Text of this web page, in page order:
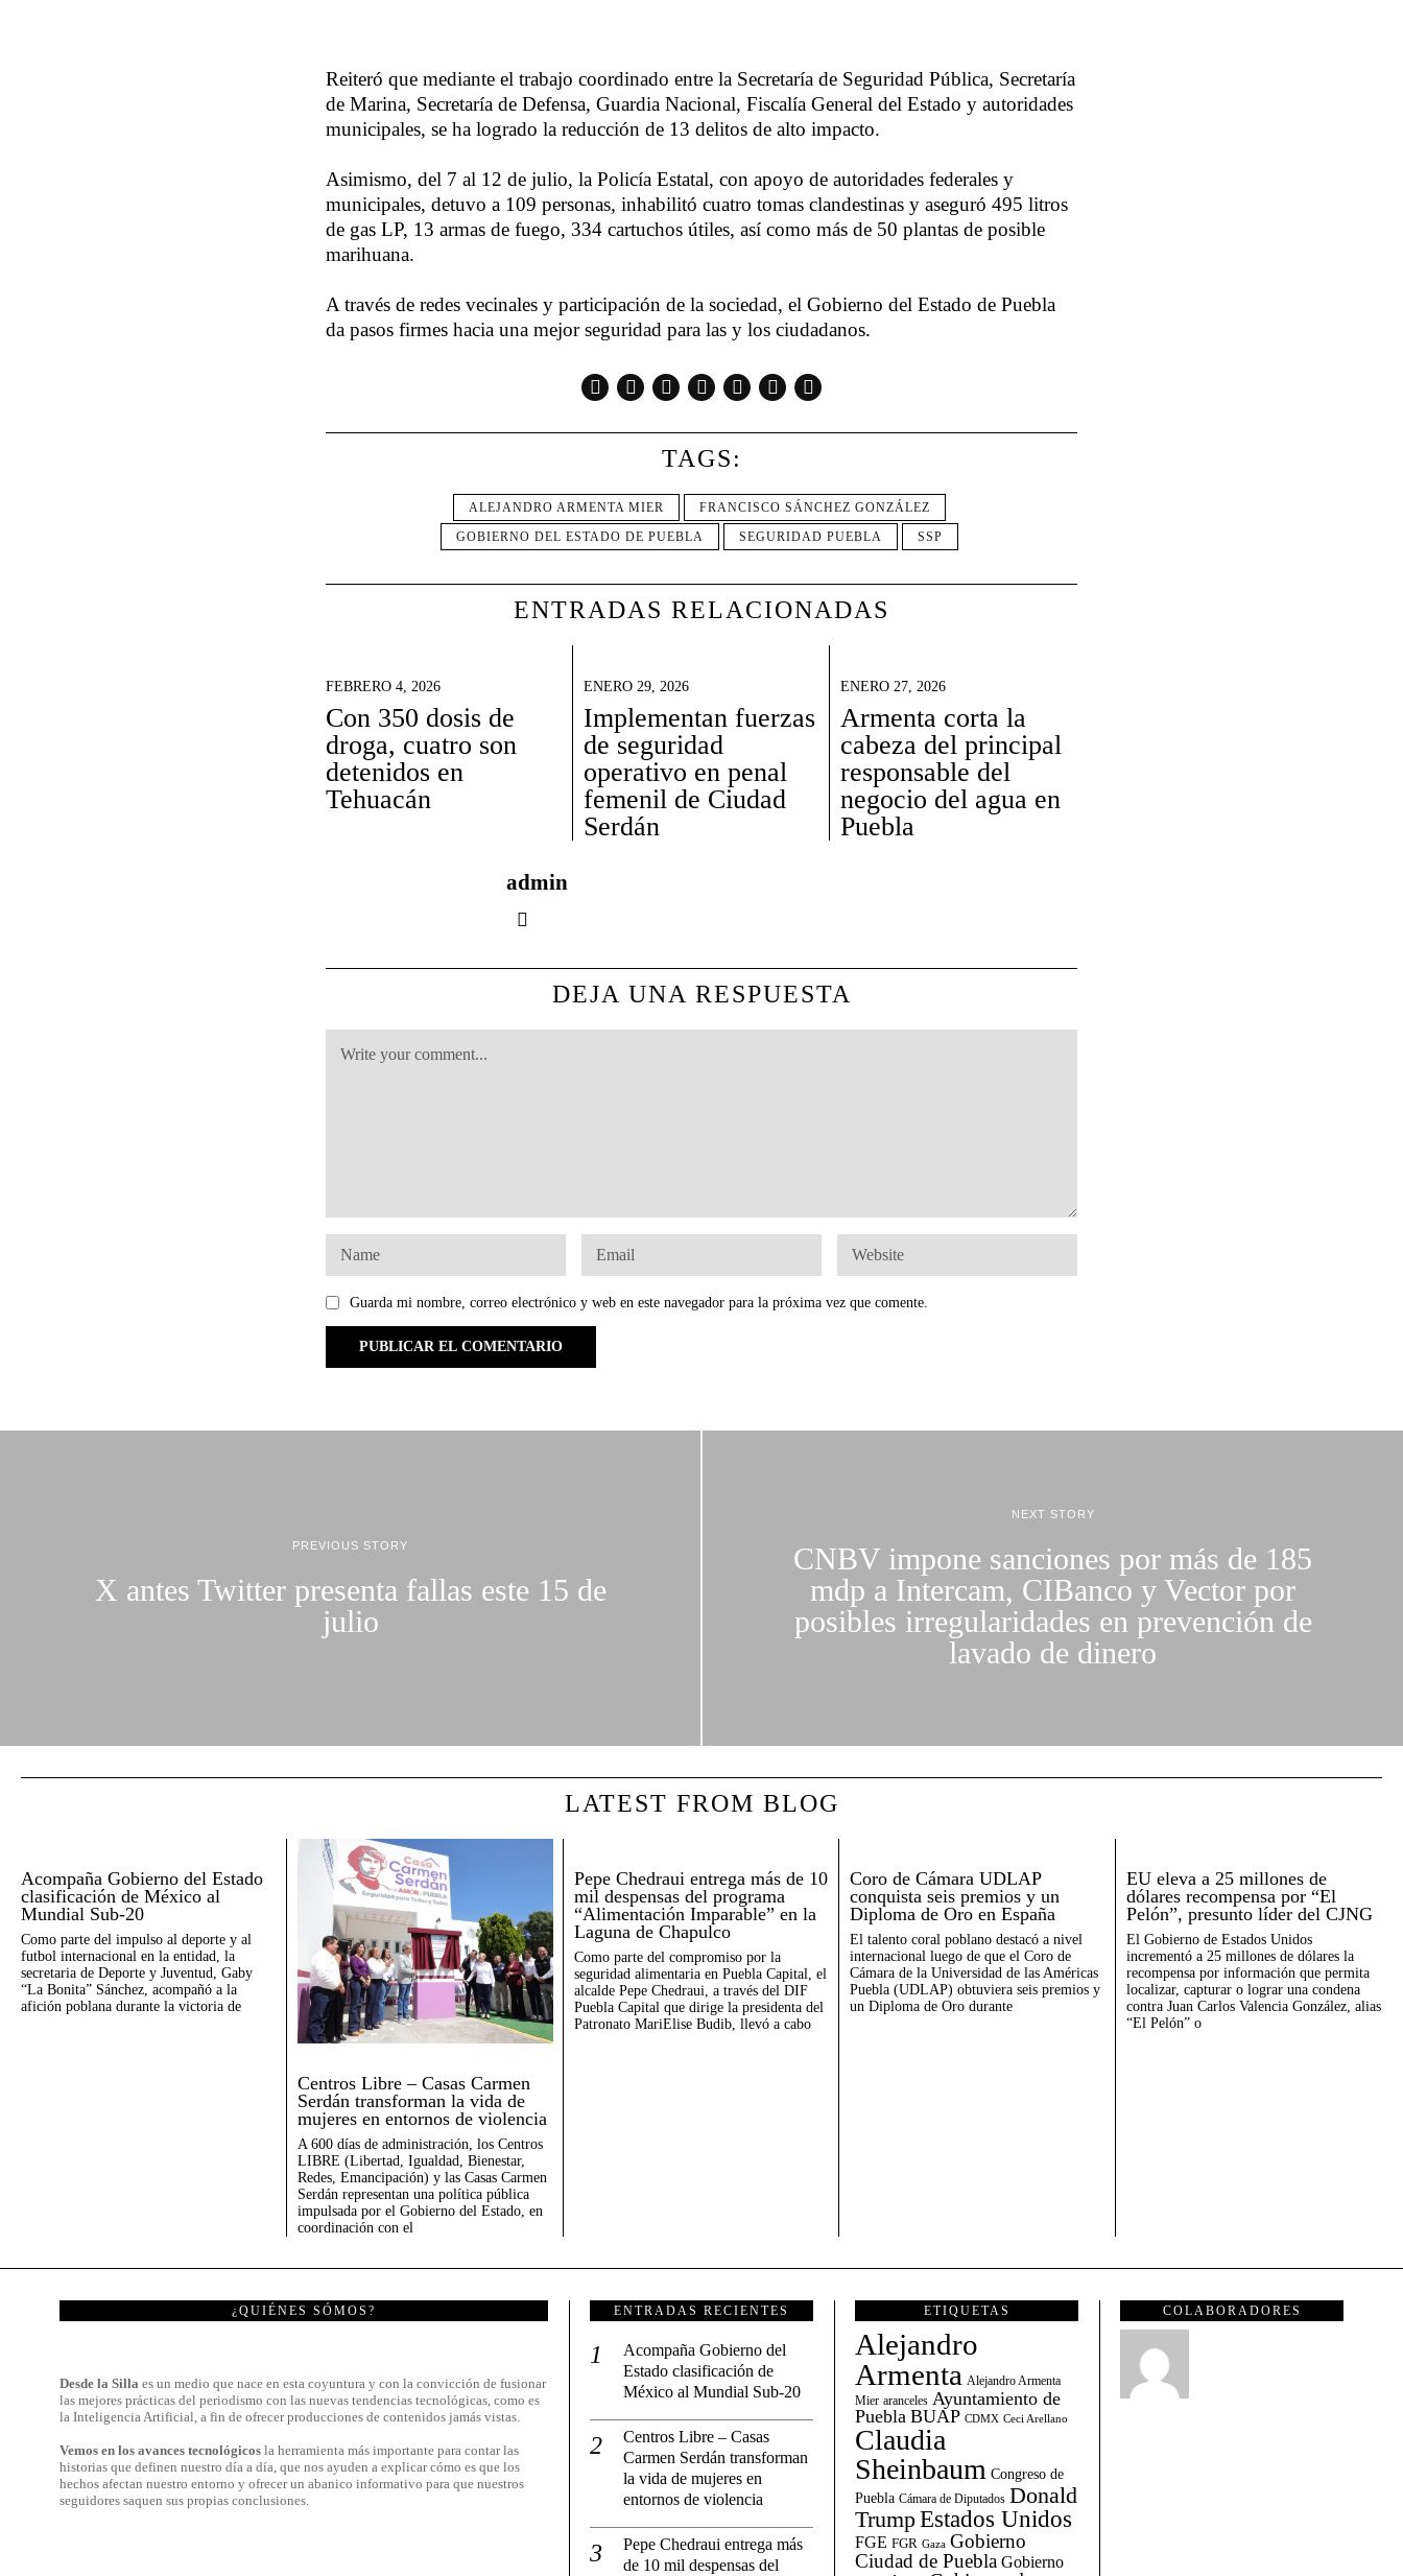
Reiteró que mediante el trabajo coordinado entre la Secretaría de Seguridad Pública, Secretaría
de Marina, Secretaría de Defensa, Guardia Nacional, Fiscalía General del Estado y autoridades
municipales, se ha logrado la reducción de 13 delitos de alto impacto.
Asimismo, del 7 al 12 de julio, la Policía Estatal, con apoyo de autoridades federales y
municipales, detuvo a 109 personas, inhabilitó cuatro tomas clandestinas y aseguró 495 litros
de gas LP, 13 armas de fuego, 334 cartuchos útiles, así como más de 50 plantas de posible
marihuana.
A través de redes vecinales y participación de la sociedad, el Gobierno del Estado de Puebla
da pasos firmes hacia una mejor seguridad para las y los ciudadanos.
TAGS:
ALEJANDRO ARMENTA MIER
FRANCISCO SÁNCHEZ GONZÁLEZ
GOBIERNO DEL ESTADO DE PUEBLA
SEGURIDAD PUEBLA SSP
ENTRADAS RELACIONADAS
FEBRERO 4, 2026
Con 350 dosis de
droga, cuatro son
detenidos en
Tehuacán
ENERO 29, 2026
Implementan fuerzas
de seguridad
operativo en penal
femenil de Ciudad
Serdán
ENERO 27, 2026
Armenta corta la
cabeza del principal
responsable del
negocio del agua en
Puebla
admin
DEJA UNA RESPUESTA
Guarda mi nombre, correo electrónico y web en este navegador para la próxima vez que comente.
PREVIOUS STORY
X antes Twitter presenta fallas este 15 de
julio
NEXT STORY
CNBV impone sanciones por más de 185
mdp a Intercam, CIBanco y Vector por
posibles irregularidades en prevención de
lavado de dinero
LATEST FROM BLOG
Acompaña Gobierno del Estado
clasificación de México al
Mundial Sub-20
Como parte del impulso al deporte y al
futbol internacional en la entidad, la
secretaria de Deporte y Juventud, Gaby
“La Bonita” Sánchez, acompañó a la
afición poblana durante la victoria de
Centros Libre – Casas Carmen
Serdán transforman la vida de
mujeres en entornos de violencia
A 600 días de administración, los Centros
LIBRE (Libertad, Igualdad, Bienestar,
Redes, Emancipación) y las Casas Carmen
Serdán representan una política pública
impulsada por el Gobierno del Estado, en
coordinación con el
Pepe Chedraui entrega más de 10
mil despensas del programa
“Alimentación Imparable” en la
Laguna de Chapulco
Como parte del compromiso por la
seguridad alimentaria en Puebla Capital, el
alcalde Pepe Chedraui, a través del DIF
Puebla Capital que dirige la presidenta del
Patronato MariElise Budib, llevó a cabo
Coro de Cámara UDLAP
conquista seis premios y un
Diploma de Oro en España
El talento coral poblano destacó a nivel
internacional luego de que el Coro de
Cámara de la Universidad de las Américas
Puebla (UDLAP) obtuviera seis premios y
un Diploma de Oro durante
EU eleva a 25 millones de
dólares recompensa por “El
Pelón”, presunto líder del CJNG
El Gobierno de Estados Unidos
incrementó a 25 millones de dólares la
recompensa por información que permita
localizar, capturar o lograr una condena
contra Juan Carlos Valencia González, alias
“El Pelón” o
¿QUIÉNES SÓMOS?
Desde la Silla es un medio que nace en esta coyuntura y con la convicción de fusionar
las mejores prácticas del periodismo con las nuevas tendencias tecnológicas, como es
la Inteligencia Artificial, a fin de ofrecer producciones de contenidos jamás vistas.
Vemos en los avances tecnológicos la herramienta más importante para contar las
historias que definen nuestro día a día, que nos ayuden a explicar cómo es que los
hechos afectan nuestro entorno y ofrecer un abanico informativo para que nuestros
seguidores saquen sus propias conclusiones.
ENTRADAS RECIENTES
Acompaña Gobierno del
Estado clasificación de
México al Mundial Sub-20
Centros Libre – Casas
Carmen Serdán transforman
la vida de mujeres en
entornos de violencia
Pepe Chedraui entrega más
de 10 mil despensas del
ETIQUETAS
Alejandro
Armenta Alejandro Armenta
Mier aranceles Ayuntamiento de
Puebla BUAP CDMX Ceci Arellano
Claudia
Sheinbaum Congreso de
Puebla Cámara de Diputados Donald
TrumpEstados Unidos
FGE FGR Gaza Gobierno
Ciudad de Puebla Gobierno
COLABORADORES